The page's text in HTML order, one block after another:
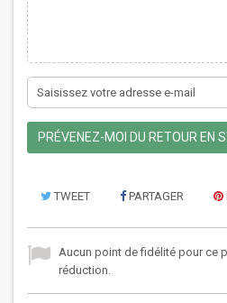
PRÉVENEZ-MOI DU RETOUR EN
TWEET PARTAGER
Aucun point de fidélité pour ce
réduction.